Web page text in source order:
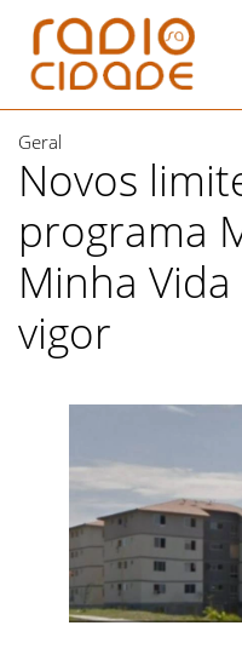
Geral
Novos
programa
Minha
vigor